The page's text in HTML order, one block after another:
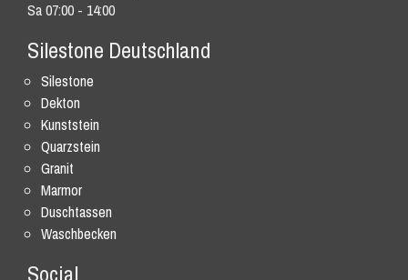
Sa 07:00 - 14:00
Silestone Deutschland
Silestone
Dekton
Kunststein
Quarzstein
Granit
Marmor
Duschtassen
Waschbecken
Social